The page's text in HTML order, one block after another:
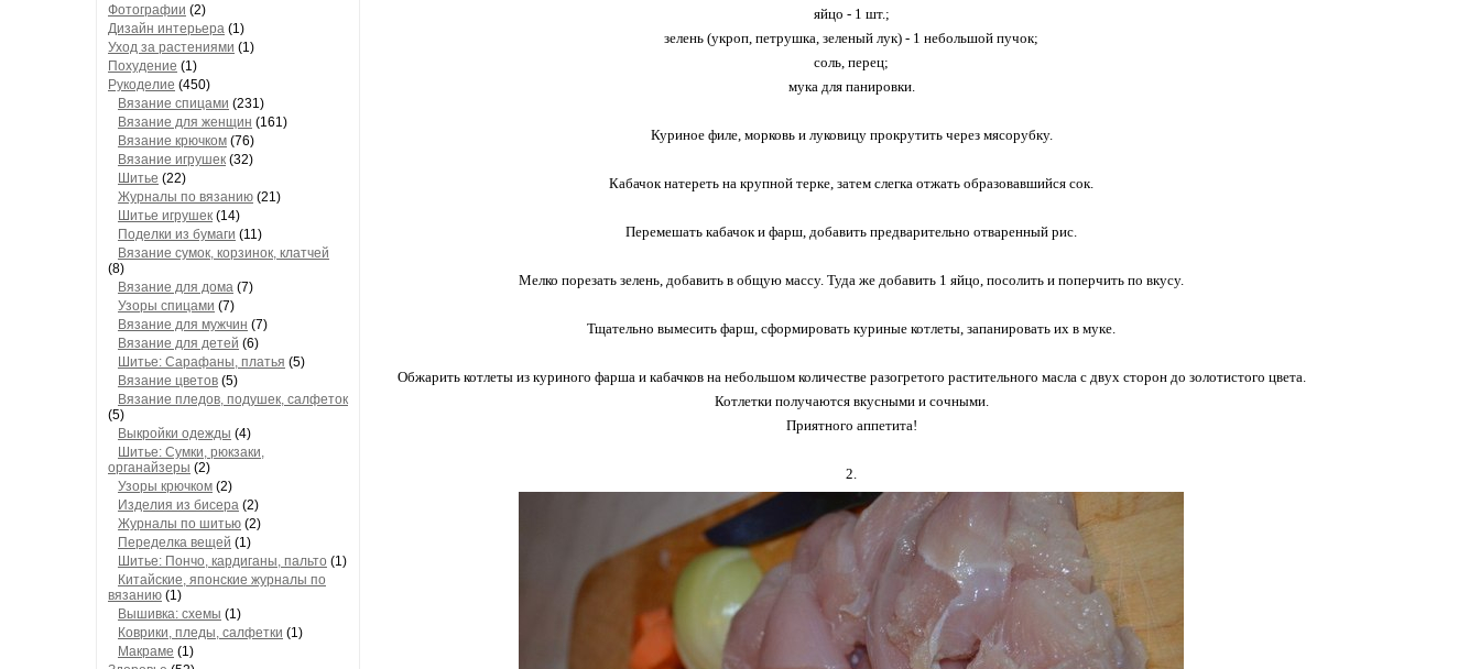
Фотографии (2)
Дизайн интерьера (1)
Уход за растениями (1)
Похудение (1)
Рукоделие (450)
Вязание спицами (231)
Вязание для женщин (161)
Вязание крючком (76)
Вязание игрушек (32)
Шитье (22)
Журналы по вязанию (21)
Шитье игрушек (14)
Поделки из бумаги (11)
Вязание сумок, корзинок, клатчей
(8)
Вязание для дома (7)
Узоры спицами (7)
Вязание для мужчин (7)
Вязание для детей (6)
Шитье: Сарафаны, платья (5)
Вязание цветов (5)
Вязание пледов, подушек, салфеток
(5)
Выкройки одежды (4)
Шитье: Сумки, рюкзаки,
органайзеры (2)
Узоры крючком (2)
Изделия из бисера (2)
Журналы по шитью (2)
Переделка вещей (1)
Шитье: Пончо, кардиганы, пальто (1)
Китайские, японские журналы по
вязанию (1)
Вышивка: схемы (1)
Коврики, пледы, салфетки (1)
Макраме (1)
яйцо - 1 шт.;
зелень (укроп, петрушка, зеленый лук) - 1 небольшой пучок;
соль, перец;
мука для панировки.
Куриное филе, морковь и луковицу прокрутить через мясорубку.
Кабачок натереть на крупной терке, затем слегка отжать образовавшийся сок.
Перемешать кабачок и фарш, добавить предварительно отваренный рис.
Мелко порезать зелень, добавить в общую массу. Туда же добавить 1 яйцо, посолить и поперчить по вкусу.
Тщательно вымесить фарш, сформировать куриные котлеты, запанировать их в муке.
Обжарить котлеты из куриного фарша и кабачков на небольшом количестве разогретого растительного масла с двух сторон до золотистого цвета.
Котлетки получаются вкусными и сочными.
Приятного аппетита!
2.